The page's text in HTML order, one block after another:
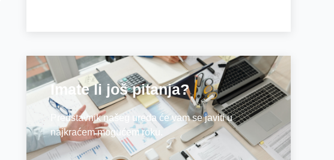
Imate li još pitanja?
Predstavnik našeg ureda će vam se javiti u
najkraćem mogućem roku.